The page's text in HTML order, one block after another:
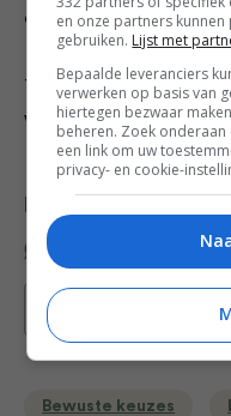
elkaar.
7. Serveer de broodjes
wens een salade of
Bewaar recept
Bewuste keuzes
en onze partners
gebruiken. Lijst met
Bepaalde leveranciers
verwerken op basis van
hiertegen bezwaar
beheren. Zoek
een link om uw
privacy- en cookie-